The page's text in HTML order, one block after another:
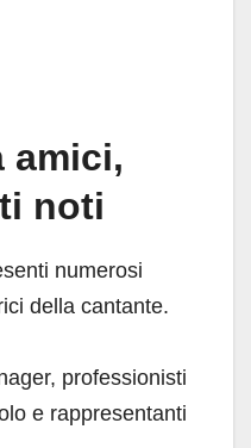
amici,
noti
numerosi
della cantante.
professionisti
e rappresentanti